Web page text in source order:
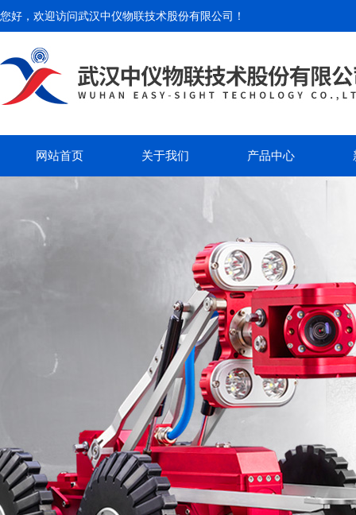
您好，欢迎访问武汉中仪物联技术股份有限公司 ！
网站首页 关于我们 产品中心